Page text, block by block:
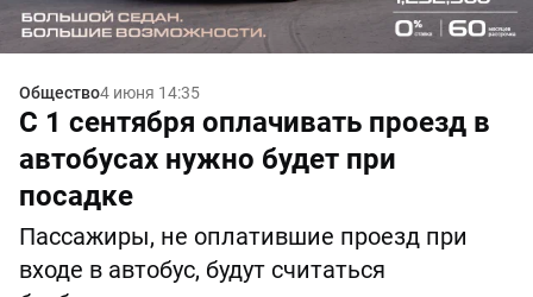
Общество4 июня 14:35
С 1 сентября оплачивать проезд в
автобусах нужно будет при
посадке
Пассажиры, не оплатившие проезд при
входе в автобус, будут считаться